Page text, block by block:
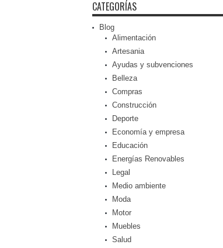
CATEGORÍAS
Blog
Alimentación
Artesania
Ayudas y subvenciones
Belleza
Compras
Construcción
Deporte
Economía y empresa
Educación
Energías Renovables
Legal
Medio ambiente
Moda
Motor
Muebles
Salud